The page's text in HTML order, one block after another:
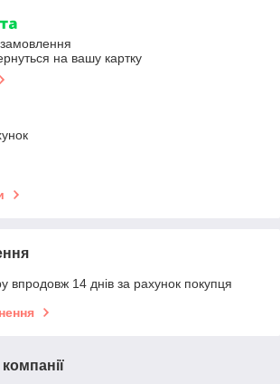
на вашу картку
впродовж 14 днів за рахунок покупця